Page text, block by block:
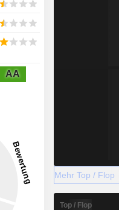
AA
Mehr Top / Flop
Top / Flop